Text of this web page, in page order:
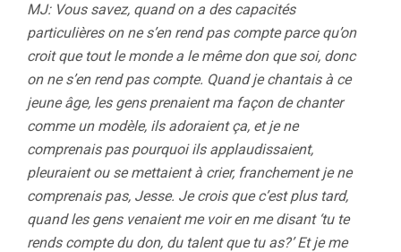
MJ: Vous savez, quand on a des capacités
particulières on ne s’en rend pas compte parce qu’on
croit que tout le monde a le même don que soi, donc
on ne s’en rend pas compte. Quand je chantais à ce
jeune âge, les gens prenaient ma façon de chanter
comme un modèle, ils adoraient ça, et je ne
comprenais pas pourquoi ils applaudissaient,
pleuraient ou se mettaient à crier, franchement je ne
comprenais pas, Jesse. Je crois que c’est plus tard,
quand les gens venaient me voir en me disant ‘tu te
rends compte du don, du talent que tu as?’ Et je me